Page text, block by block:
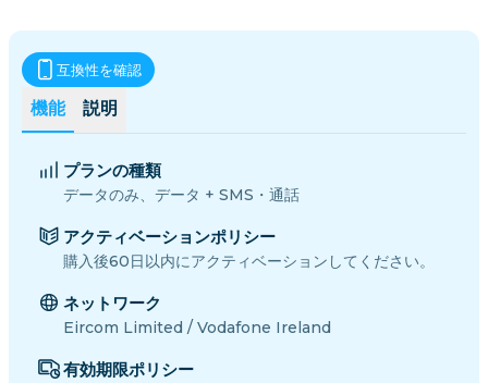
機能 説明
互換性を確認
プランの種類
データのみ、データ + SMS・通話
アクティベーションポリシー
購入後60日以内にアクティベーションしてください。
ネットワーク
Eircom Limited / Vodafone Ireland
有効期限ポリシー